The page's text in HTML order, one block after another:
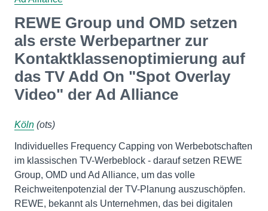
REWE Group und OMD setzen
als erste Werbepartner zur
Kontaktklassenoptimierung auf
das TV Add On "Spot Overlay
Video" der Ad Alliance
Köln (ots)
Individuelles Frequency Capping von Werbebotschaften
im klassischen TV-Werbeblock - darauf setzen REWE
Group, OMD und Ad Alliance, um das volle
Reichweitenpotenzial der TV-Planung auszuschöpfen.
REWE, bekannt als Unternehmen, das bei digitalen